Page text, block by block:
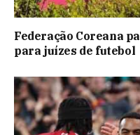
Federação Coreana
para juízes de futebol